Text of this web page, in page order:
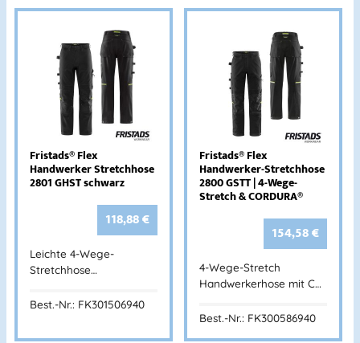
Fristads® Flex
Handwerker Stretchhose
2801 GHST schwarz
118,88€
Leichte 4-Wege-
Stretchhose…
Best.-Nr.: FK301506940
Fristads® Flex
Handwerker-Stretchhose
2800 GSTT | 4-Wege-
Stretch & CORDURA®
154,58€
4-Wege-Stretch
Handwerkerhose mit C…
Best.-Nr.: FK300586940